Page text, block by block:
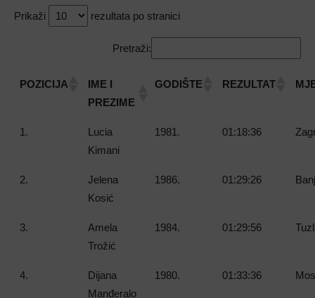
Prikaži rezultata po stranici
Pretraži:
POZICIJA
IME I
PREZIME
GODIŠTE REZULTAT
1.
Lucia
Kimani
1981. 01:18:36
2.
Jelena
Kosić
1986. 01:29:26
3.
Amela
Trožić
1984. 01:29:56
4.
Dijana
Manđeralo
1980. 01:33:36